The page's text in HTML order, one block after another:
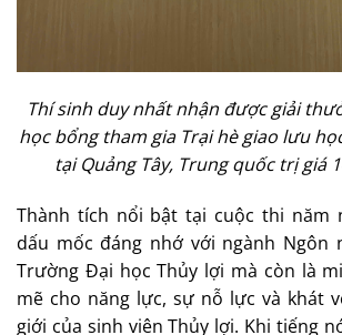
Thí sinh duy nhất nhận được giải
học bổng tham gia Trại hè giao lưu
tại Quảng Tây, Trung quốc trị giá
Thành tích nổi bật tại cuộc thi năm
dấu mốc đáng nhớ với ngành Ngôn
Trường Đại học Thủy lợi mà còn là
mẽ cho năng lực, sự nỗ lực và khát
giới của sinh viên Thủy lợi. Khi tiếng